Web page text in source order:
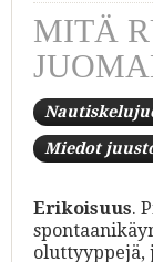
MITÄ
Miedot
Erikoisuus.
oluttyyppejä,